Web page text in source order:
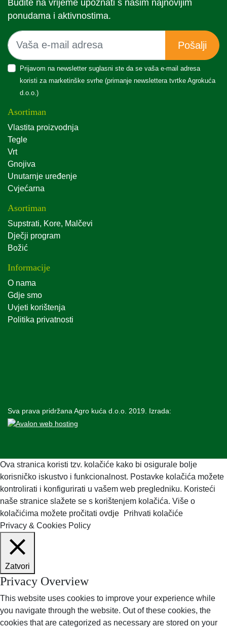
Budite na vrijeme upoznati s našim najnovijim
ponudama i aktivnostima.
Pošalji
Prijavom na newsletter suglasni ste da se vaša e-mail adresa
koristi za marketinške svrhe (primanje newslettera tvrtke Agrokuća
d.o.o.)
Asortiman
Vlastita proizvodnja
Tegle
Vrt
Gnojiva
Unutarnje uređenje
Cvjećarna
Asortiman
Supstrati, Kore, Malčevi
Dječji program
Božić
Informacije
O nama
Gdje smo
Uvjeti korištenja
Politika privatnosti
Sva prava pridržana Agro kuća d.o.o. 2019. Izrada:
Ova stranica koristi tzv. kolačiće kako bi osigurale bolje
korisničko iskustvo i funkcionalnost. Postavke kolačića možete
kontrolirati i konfigurirati u vašem web pregledniku. Koristeći
naše stranice slažete se s korištenjem kolačića. Više o
kolačićima možete pročitati ovdje
Prihvati kolačiće
Privacy & Cookies Policy
Zatvori
Privacy Overview
This website uses cookies to improve your experience while
you navigate through the website. Out of these cookies, the
cookies that are categorized as necessary are stored on your